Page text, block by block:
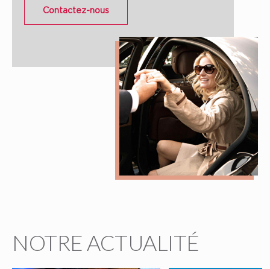
Contactez-nous
NOTRE ACTUALITÉ